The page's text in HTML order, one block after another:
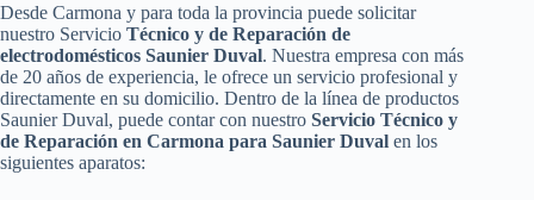
Desde Carmona y para toda la provincia puede solicitar
nuestro Servicio Técnico y de Reparación de
electrodomésticos Saunier Duval. Nuestra empresa con más
de 20 años de experiencia, le ofrece un servicio profesional y
directamente en su domicilio. Dentro de la línea de productos
Saunier Duval, puede contar con nuestro Servicio Técnico y
de Reparación en Carmona para Saunier Duval en los
siguientes aparatos: